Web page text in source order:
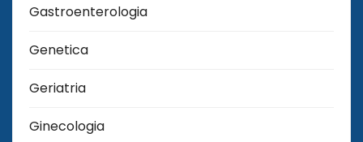
Gastroenterologia
Genetica
Geriatria
Ginecologia